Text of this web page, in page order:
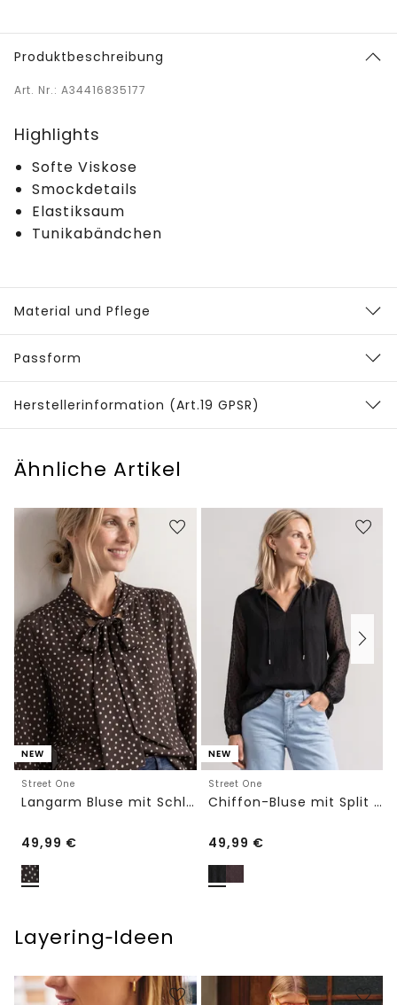
Produktbeschreibung
Art. Nr.: A34416835177
Highlights
Softe Viskose
Smockdetails
Elastiksaum
Tunikabändchen
Material und Pflege
Passform
Herstellerinformation (Art.19 GPSR)
Ähnliche Artikel
NEW
Street One
Langarm Bluse mit Schleifendetail
49,99 €
NEW
Street One
Chiffon-Bluse mit Split Neck und Bändern
49,99 €
Layering‑Ideen